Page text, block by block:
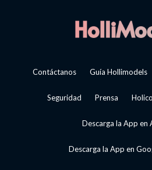
Contáctanos Guía Hollimodels
Seguridad Prensa
Descarga la App en
Descarga la App en